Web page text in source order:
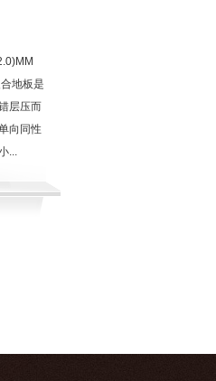
地板是
层压而
向同性
...